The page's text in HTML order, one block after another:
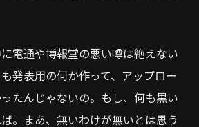
電通や博報堂の悪い噂は絶えない
発表用の何か作って、アップロー
たんじゃないの。もし、何も黒い
。まあ、無いわけが無いとは思う